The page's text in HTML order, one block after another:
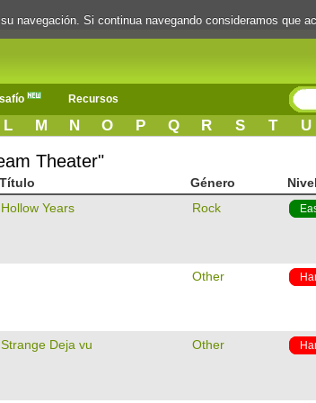
Recursos
L M N O P Q R S T U
Theater"
Título Género
Nivel
Hollow Years Rock
Other
Strange Deja vu Other
navegación. Si continua navegando consideramos que